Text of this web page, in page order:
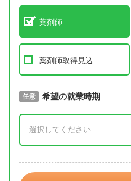
薬剤師
薬剤師取得見込
必須 取得予定年
任意 希望の就業時期